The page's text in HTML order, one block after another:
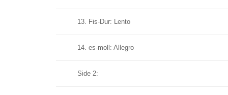
13. Fis-Dur: Lento
14. es-moll: Allegro
Side 2: